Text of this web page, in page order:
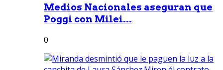
Medios Nacionales aseguran que
Poggi con Milei...
0